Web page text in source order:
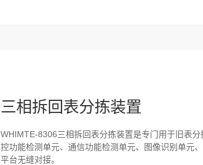
三相拆回表分拣装置
WHIMTE-8306三相拆回表分拣装置是专门用于旧表
控功能检测单元、通信功能检测单元、图像识别单元
平台无缝对接。